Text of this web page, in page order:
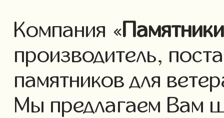
Компания «Памятники
производитель,
памятников для
Мы предлагаем Вам